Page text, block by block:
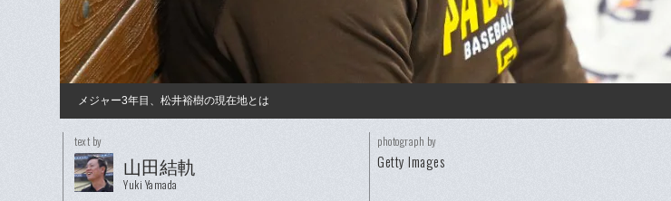
メジャー3年目、松井裕樹の現在地とは
text by
山田結軌
Yuki Yamada
photograph by
Getty Images